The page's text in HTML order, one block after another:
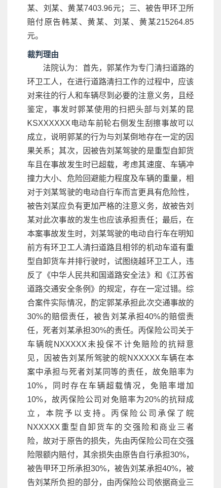
某、刘某、黄某7403.96元；三、被告甲环卫所
赔付原告韩某、黄某、刘某、黄某215264.85
元。
裁判理由
法院认为：首先，郭某作为专门清扫道路的
环卫工人，在进行道路清扫工作的过程中，应该
对来往的行人和车辆尽到必要的注意义务，且经
鉴定，事发时郭某使用的扫把头部与刘某的昆
KSXXXXXX电动车前轮右侧发生刮擦事故可以
成立，说明郭某的行为与刘某倒地存在一定的因
果关系；其次，因被告刘某驾驶的是重型自卸货
车且在事故发生时已超载，考虑其速度、车辆冲
撞力大小、危险回避能力程度及车辆的重量，相
对于刘某驾驶的电动自行车而言更具有危险性，
被告刘某应负有更加严格的注意义务，故被告刘
某对此次事故的发生也应该承担责任；最后，在
本案事故发生时，刘某驾驶的电动自行车在明知
前方有环卫工人清扫道路且相邻的机动车道有重
型自卸货车并排行驶时，试图绕越环卫工人，违
反了《中华人民共和国道路安全法》和《江苏省
道路交通安全条例》的规定，存在一定过错。综
合案件实际情况，酌定郭某承担此次交通事故的
30%的赔偿责任，被告刘某承担40%的赔偿责
任，死者刘某承担30%的责任。丙保险公司关于
车辆皖NXXXXX未投保不计免赔险的抗辩意
见，因被告刘某所驾驶的皖NXXXXX车辆在本
案中承担与死者刘某同等的责任，故免赔率为
10%，同时存在车辆超载情况，免赔率增加
10%，故丙保险公司对免赔率为20%的抗辩成
立，本院予以支持。丙保险公司承保了皖
NXXXXX重型自卸货车的交强险和商业三者
险，故对于原告的损失，先由丙保险公司在交强
险限额内赔付，其余损失由原告自行承担30%，
被告甲环卫所承担30%，被告刘某承担40%，被
告刘某所负担的部分，由丙保险公司依据商业三